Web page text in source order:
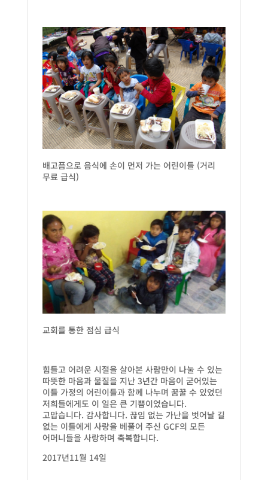
배고픔으로 음식에 손이 먼저 가는 어린이들 (거리
무료 급식)
교회를 통한 점심 급식
힘들고 어려운 시절을 살아본 사람만이 나눌 수 있는
따뜻한 마음과 물질을 지난 3년간 마음이 굳어있는
이들 가정의 어린이들과 함께 나누며 꿈꿀 수 있었던
저희들에게도 이 일은 큰 기쁨이었습니다.
고맙습니다. 감사합니다. 끊임 없는 가난을 벗어날 길
없는 이들에게 사랑을 베풀어 주신 GCF의 모든
어머니들을 사랑하며 축복합니다.
2017년11월 14일